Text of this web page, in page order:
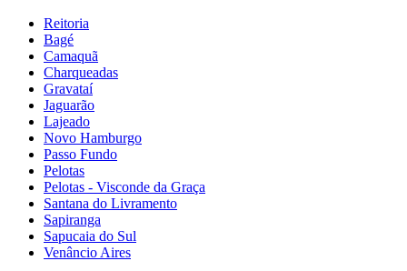
Reitoria
Bagé
Camaquã
Charqueadas
Gravataí
Jaguarão
Lajeado
Novo Hamburgo
Passo Fundo
Pelotas
Pelotas - Visconde da Graça
Santana do Livramento
Sapiranga
Sapucaia do Sul
Venâncio Aires